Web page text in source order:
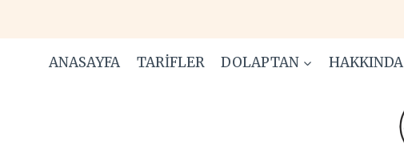
content
ANASAYFA TARIFLER DOLAPTAN HAKKINDA